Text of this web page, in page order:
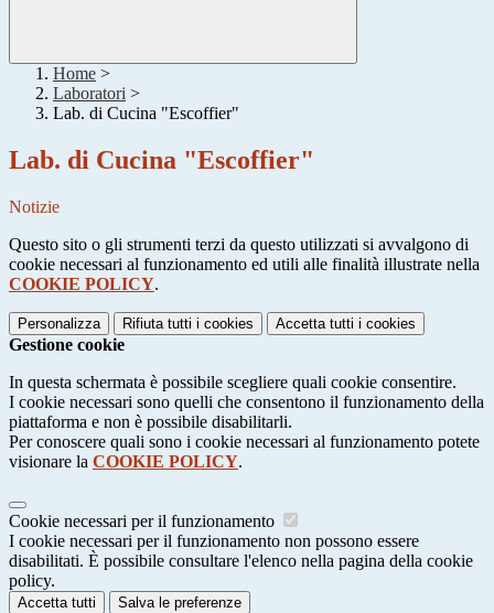
Home >
Laboratori >
Lab. di Cucina "Escoffier"
Lab. di Cucina "Escoffier"
Notizie
Questo sito o gli strumenti terzi da questo utilizzati si avvalgono di
cookie necessari al funzionamento ed utili alle finalità illustrate nella
COOKIE POLICY.
Personalizza Rifiuta tutti i cookies Accetta tutti i cookies
Gestione cookie
In questa schermata è possibile scegliere quali cookie consentire.
I cookie necessari sono quelli che consentono il funzionamento della
piattaforma e non è possibile disabilitarli.
Per conoscere quali sono i cookie necessari al funzionamento potete
visionare la COOKIE POLICY.
Cookie necessari per il funzionamento
I cookie necessari per il funzionamento non possono essere
disabilitati. È possibile consultare l'elenco nella pagina della cookie
policy.
Accetta tutti Salva le preferenze